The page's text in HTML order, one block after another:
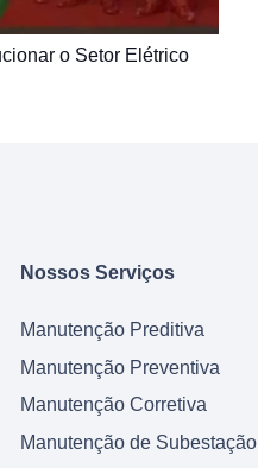
o Setor Elétrico
Nossos Serviços
Manutenção Preditiva
Manutenção Preventiva
Manutenção Corretiva
Manutenção de Subestação